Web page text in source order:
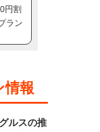
円割
ラン
情報
ルスの推